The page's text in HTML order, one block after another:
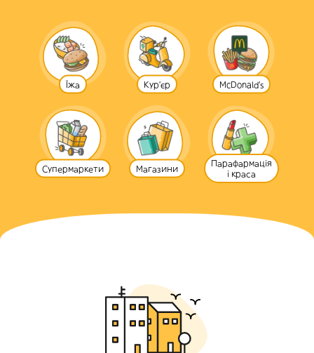
Їжа Кур'єр McDonald's
Супермаркети Магазини
Парафармація
і краса